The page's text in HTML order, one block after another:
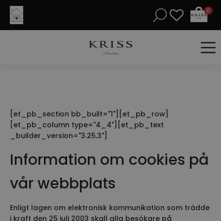
0
[et_pb_section bb_built="1"][et_pb_row]
[et_pb_column type="4_4"][et_pb_text
_builder_version="3.25.3"]
Information om cookies på
vår webbplats
Enligt lagen om elektronisk kommunikation som trädde
i kraft den 25 juli 2003 skall alla besökare på